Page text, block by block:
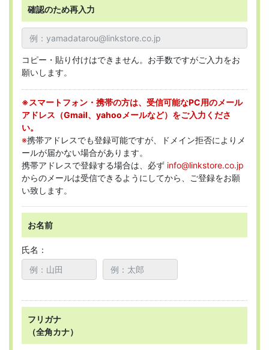
確認のため再入力
コピー・貼り付けはできません。お手数ですがご入力をお
願いします。
※スマートフォン・携帯の方は、受信可能なPC用のメール
アドレス（Gmail、yahooメールなど）をご入力くださ
い。
※携帯アドレスでも登録可能ですが、ドメイン拒否によりメ
ールが届かない場合があります。
携帯アドレスで登録する場合は、必ず info@linkstore.co.jp
からのメールは受信できるようにしてから、ご登録をお願
い致します。
お名前
氏名：
フリガナ
（全角カナ）